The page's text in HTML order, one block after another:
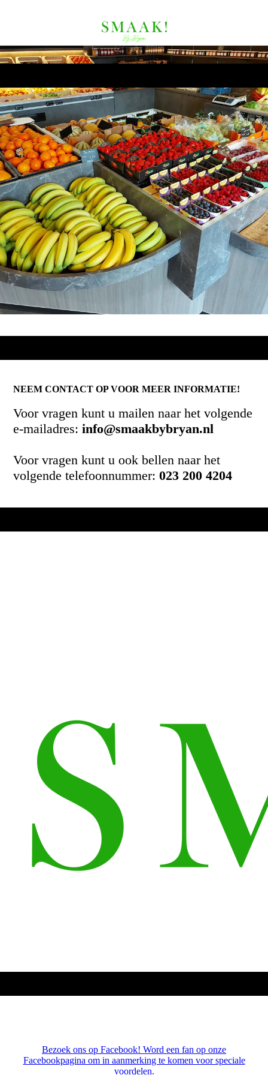
NEEM CONTACT OP VOOR MEER INFORMATIE!
Voor vragen kunt u mailen naar het volgende
e-mailadres: info@smaakbybryan.nl
Voor vragen kunt u ook bellen naar het
volgende telefoonnummer: 023 200 4204
Bezoek ons op Facebook! Word een fan op onze
Facebookpagina om in aanmerking te komen voor speciale
voordelen.